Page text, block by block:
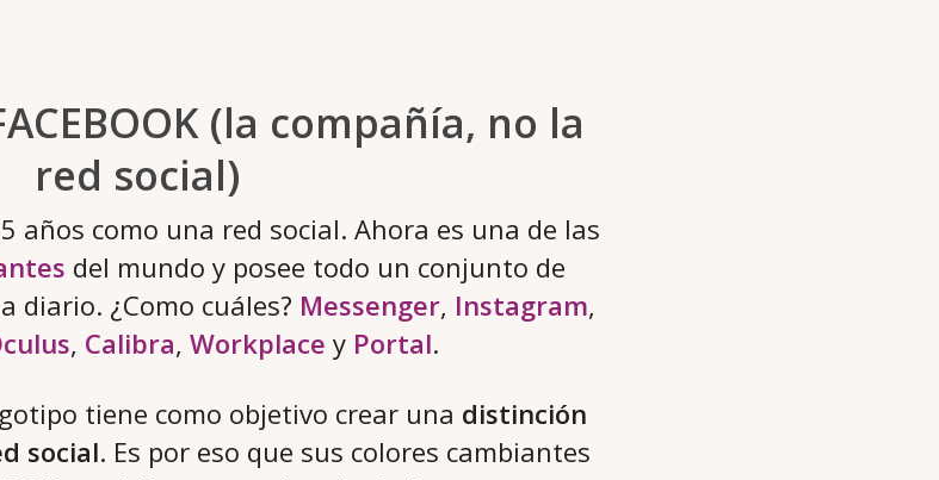
(la compañía, no la
red social)
años como una red social. Ahora es una de las
del mundo y posee todo un conjunto de
diario. ¿Como cuáles? Messenger, Instagram,
, Calibra, Workplace y Portal.
tiene como objetivo crear una distinción
social. Es por eso que sus colores cambiantes